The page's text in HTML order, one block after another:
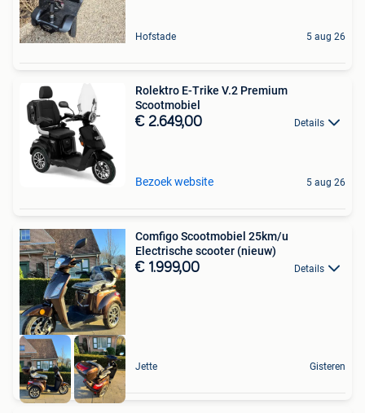
Hofstade 5 aug 26
Rolektro E-Trike V.2 Premium
Scootmobiel
€ 2.649,00 Details
Bezoek website 5 aug 26
Comfigo Scootmobiel 25km/u
Electrische scooter (nieuw)
€ 1.999,00 Details
Jette Gisteren